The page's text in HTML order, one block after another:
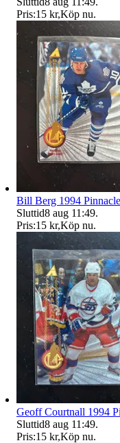
Pris:15 kr,Köp nu.
Bill Berg 1994
Sluttid8 aug 11:49.
Pris:15 kr,Köp nu.
Geoff Courtnall 1994
Sluttid8 aug 11:49.
Pris:15 kr,Köp nu.